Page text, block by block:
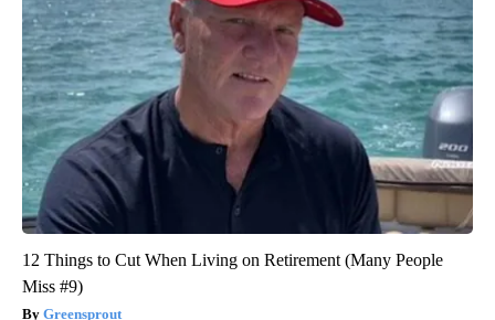
12 Things to Cut When Living on Retirement (Many People
Miss #9)
Greensprout